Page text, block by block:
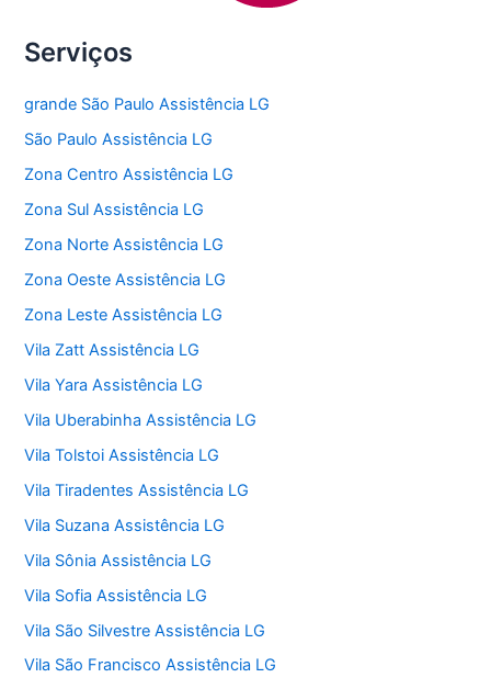
Serviços
grande São Paulo Assistência LG
São Paulo Assistência LG
Zona Centro Assistência LG
Zona Sul Assistência LG
Zona Norte Assistência LG
Zona Oeste Assistência LG
Zona Leste Assistência LG
Vila Zatt Assistência LG
Vila Yara Assistência LG
Vila Uberabinha Assistência LG
Vila Tolstoi Assistência LG
Vila Tiradentes Assistência LG
Vila Suzana Assistência LG
Vila Sônia Assistência LG
Vila Sofia Assistência LG
Vila São Silvestre Assistência LG
Vila São Francisco Assistência LG